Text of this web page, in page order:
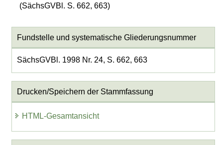
(SächsGVBl. S. 662, 663)
Fundstelle und systematische Gliederungsnummer
SächsGVBl. 1998 Nr. 24, S. 662, 663
Drucken/Speichern der Stammfassung
HTML-Gesamtansicht